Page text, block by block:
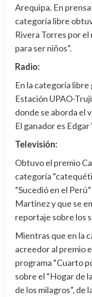
Arequipa. En
categoría libre
Rivera Torres por
para ser niños”.
Radio:
En la categoría
Estación UPAO-
donde se aborda el
El ganador es
Televisión:
Obtuvo el premio
categoría
“Sucedió en el
Martínez y que se
reportaje sobre los
Mientras que en la
acreedor al premio
programa “Cuarto
sobre el “Hogar de
de los milagros”, de